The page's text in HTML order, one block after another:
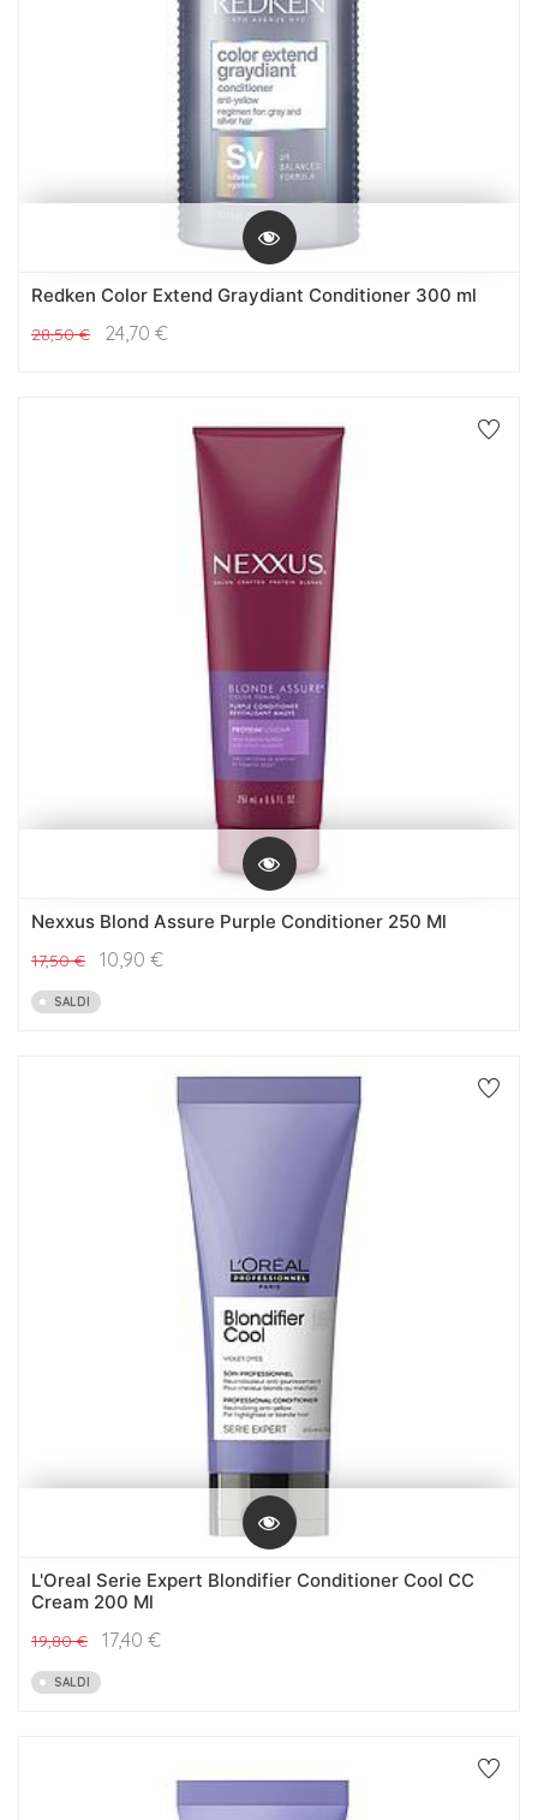
Redken Color Extend Graydiant Conditioner 300 ml
28,50€ 24,70 €
Nexxus Blond Assure Purple Conditioner 250 Ml
17,50€ 10,90 €
SALDI
L'Oreal Serie Expert Blondifier Conditioner Cool CC
Cream 200 Ml
19,80€ 17,40 €
SALDI